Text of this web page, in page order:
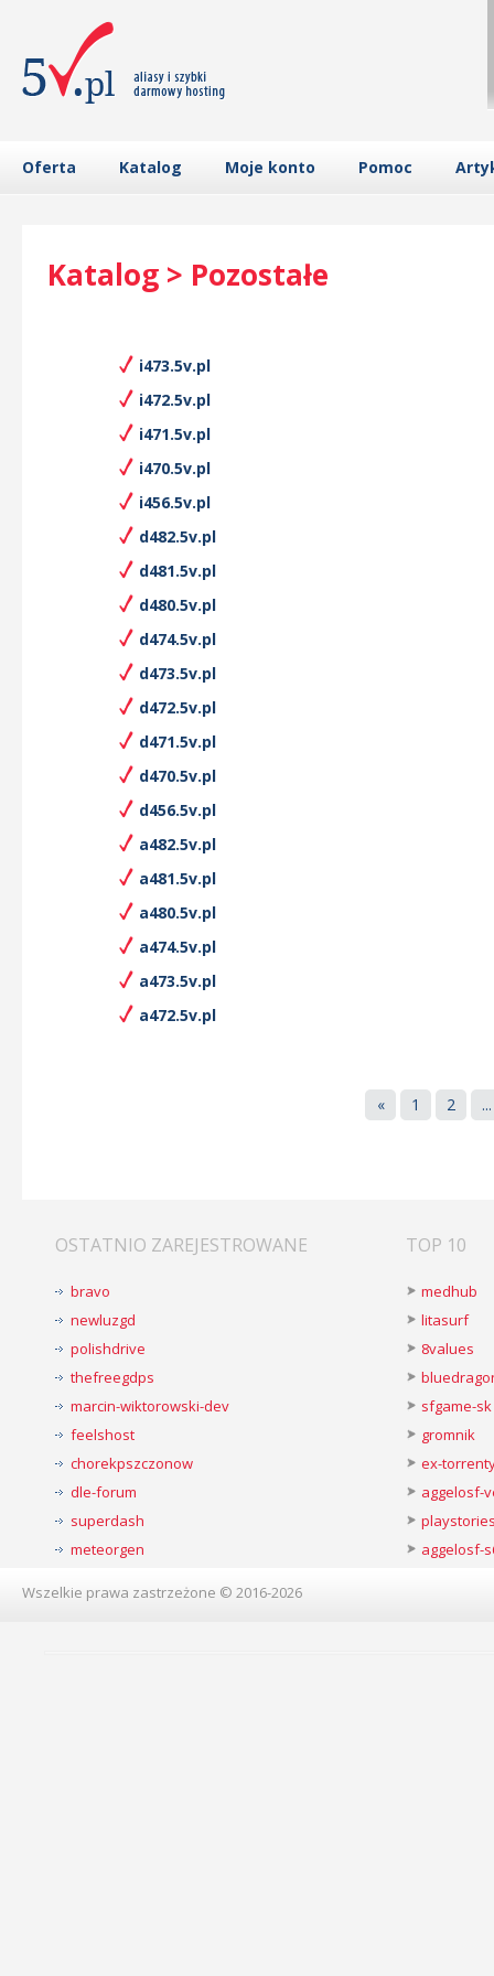
Oferta Katalog Moje konto Pomoc
Katalog > Pozostałe
i473.5v.pl
i472.5v.pl
i471.5v.pl
i470.5v.pl
i456.5v.pl
d482.5v.pl
d481.5v.pl
d480.5v.pl
d474.5v.pl
d473.5v.pl
d472.5v.pl
d471.5v.pl
d470.5v.pl
d456.5v.pl
a482.5v.pl
a481.5v.pl
a480.5v.pl
a474.5v.pl
a473.5v.pl
a472.5v.pl
« 1 2 ...
OSTATNIO ZAREJESTROWANE
bravo
newluzgd
polishdrive
thefreegdps
marcin-wiktorowski-dev
feelshost
chorekpszczonow
dle-forum
superdash
meteorgen
TOP 10
medhub
litasurf
8values
sfgame-sk
gromnik
ex-
aggelosf-
aggelosf-
Wszelkie prawa zastrzeżone © 2016-2026